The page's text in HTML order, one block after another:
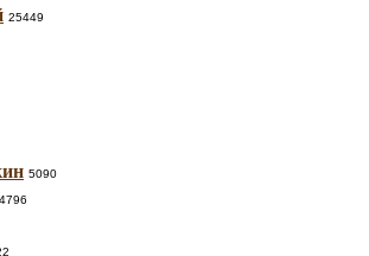
25449
5090
4796